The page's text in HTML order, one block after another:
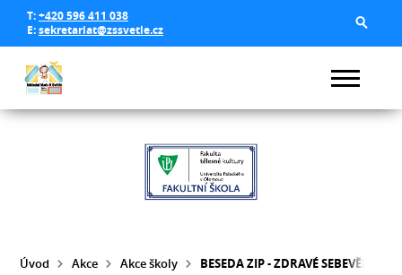
T:+420 596 411 038
E:sekretariat@zssvetle.cz
Úvod Akce Akce školy BESEDA ZIP - ZDRAVÉ SEBEVĚDOMÍ